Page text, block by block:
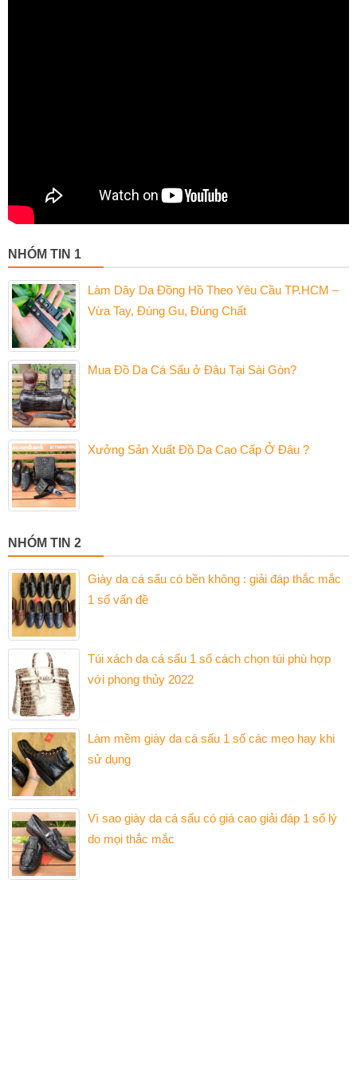
NHÓM TIN 1
Làm Dây Da Đồng Hồ Theo Yêu Cầu TP.HCM –
Vừa Tay, Đúng Gu, Đúng Chất
Mua Đồ Da Cá Sấu ở Đâu Tại Sài Gòn?
Xưởng Sản Xuất Đồ Da Cao Cấp Ở Đâu ?
NHÓM TIN 2
Giày da cá sấu có bền không : giải đáp thắc mắc
1 số vấn đề
Túi xách da cá sấu 1 số cách chọn túi phù hợp
với phong thủy 2022
Làm mềm giày da cá sấu 1 số các mẹo hay khi
sử dụng
Vì sao giày da cá sấu có giá cao giải đáp 1 số lý
do mọi thắc mắc